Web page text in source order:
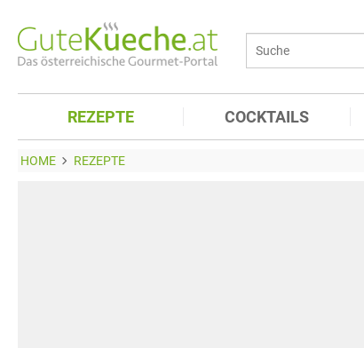
REZEPTE COCKTAILS
HOME REZEPTE